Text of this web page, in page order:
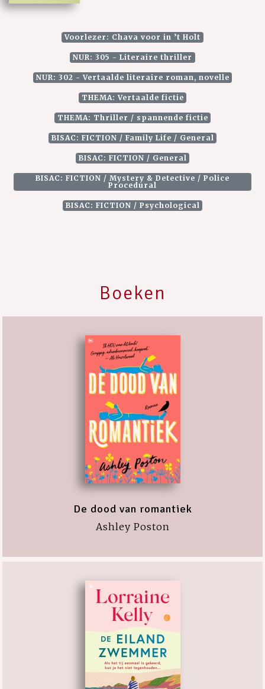
Voorlezer: Chava voor in ’t Holt
NUR: 305 - Literaire thriller
NUR: 302 - Vertaalde literaire roman, novelle
THEMA: Vertaalde fictie
THEMA: Thriller / spannende fictie
BISAC: FICTION / Family Life / General
BISAC: FICTION / General
BISAC: FICTION / Mystery & Detective / Police
Procedural
BISAC: FICTION / Psychological
Boeken
De dood van romantiek
Ashley Poston